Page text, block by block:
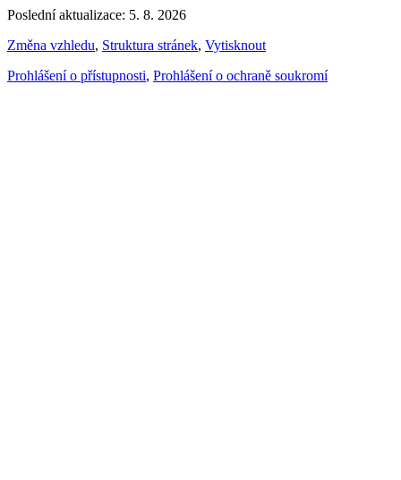
Poslední aktualizace: 5. 8. 2026
Změna vzhledu, Struktura stránek, Vytisknout
Prohlášení o přístupnosti, Prohlášení o ochraně soukromí